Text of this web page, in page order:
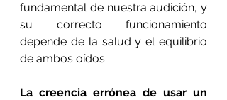
fundamental de nuestra audición, y
su correcto funcionamiento
depende de la salud y el equilibrio
de ambos oídos.
La creencia errónea de usar un